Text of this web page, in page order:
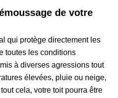
de votre
qui protège directement les
toutes les conditions
à diverses agressions tout
élevées, pluie ou neige,
cela, votre toit pourra être